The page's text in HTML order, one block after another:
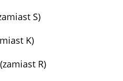
S)
K)
R)